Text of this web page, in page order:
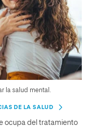
la salud mental.
DE LA SALUD
ocupa del tratamiento